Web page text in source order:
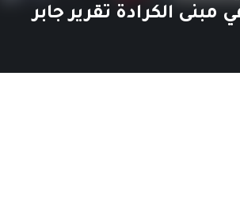
مبنى الكرادة تقرير جابر